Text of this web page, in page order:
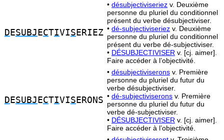
D ESUBJ ECTIVIS ERIEZ
• désubjectiviseriez v. Deuxième
personne du pluriel du conditionnel
présent du verbe désubjectiviser.
• dé-subjectiviseriez v. Deuxième
personne du pluriel du conditionnel
présent du verbe dé-subjectiviser.
• DÉSUBJECTIVISER v. [cj. aimer].
Faire accéder à l’objectivité.
D ESUBJ ECTIVIS ERONS
• désubjectiviserons v. Première
personne du pluriel du futur du
verbe désubjectiviser.
• dé-subjectiviserons v. Première
personne du pluriel du futur du
verbe dé-subjectiviser.
• DÉSUBJECTIVISER v. [cj. aimer].
Faire accéder à l’objectivité.